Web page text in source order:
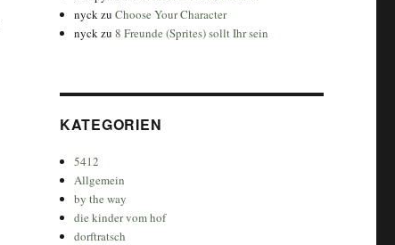
nyckzuChoose Your Character
nyckzu8 Freunde (Sprites) sollt Ihr sein
KATEGORIEN
5412
Allgemein
by the way
die kinder vom hof
dorftratsch